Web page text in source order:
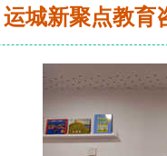
运城新聚点教育